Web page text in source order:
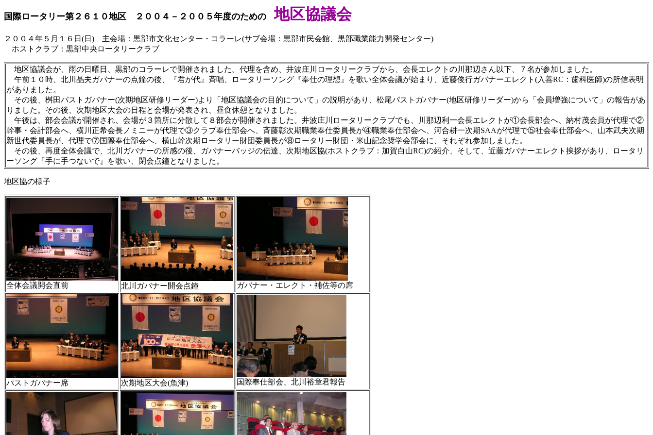
国際ロータリー第２６１０地区 ２００４－２００５年度のための 地区協議会
２００４年５月１６日(日) 主会場：黒部市文化センター・コラーレ(サブ会場：黒部市民会館、黒部職業能力開発センター)
ホストクラブ：黒部中央ロータリークラブ
地区協議会が、雨の日曜日、黒部のコラーレで開催されました。代理を含め、井波庄川ロータリークラブから、会長エレクトの川那辺さん以下、７名が参加しました。
午前１０時、北川晶夫ガバナーの点鐘の後、『君が代』斉唱、ロータリーソング『奉仕の理想』を歌い全体会議が始まり、近藤俊行ガバナーエレクト(入善RC：歯科医師)の所信表明
がありました。
その後、桝田パストガバナー(次期地区研修リーダー)より「地区協議会の目的について」の説明があり、松尾パストガバナー(地区研修リーダー)から「会員増強について」の報告があ
りました。その後、次期地区大会の日程と会場が発表され、昼食休憩となりました。
午後は、部会会議が開催され、会場が３箇所に分散して８部会が開催されました。井波庄川ロータリークラブでも、川那辺利一会長エレクトが①会長部会へ、納村茂会員が代理で②
幹事・会計部会へ、横川正希会長ノミニーが代理で③クラブ奉仕部会へ、斉藤彰次期職業奉仕委員長が④職業奉仕部会へ、河合耕一次期SAAが代理で⑤社会奉仕部会へ、山本武夫次期
新世代委員長が、代理で⑦国際奉仕部会へ、横山幹次期ロータリー財団委員長が⑧ロータリー財団・米山記念奨学会部会に、それぞれ参加しました。
その後、再度全体会議で、北川ガバナーの所感の後、ガバナーバッジの伝達、次期地区協(ホストクラブ：加賀白山RC)の紹介、そして、近藤ガバナーエレクト挨拶があり、ロータリ
ーソング『手に手つないで』を歌い、閉会点鐘となりました。
地区協の様子
全体会議開会直前 北川ガバナー開会点鐘 ガバナー・エレクト・補佐等の席
パストガバナー席 次期地区大会(魚津) 国際奉仕部会、北川裕章君報告